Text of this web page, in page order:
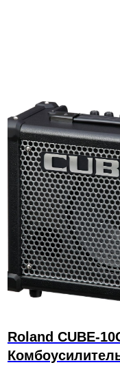
Roland CUBE-